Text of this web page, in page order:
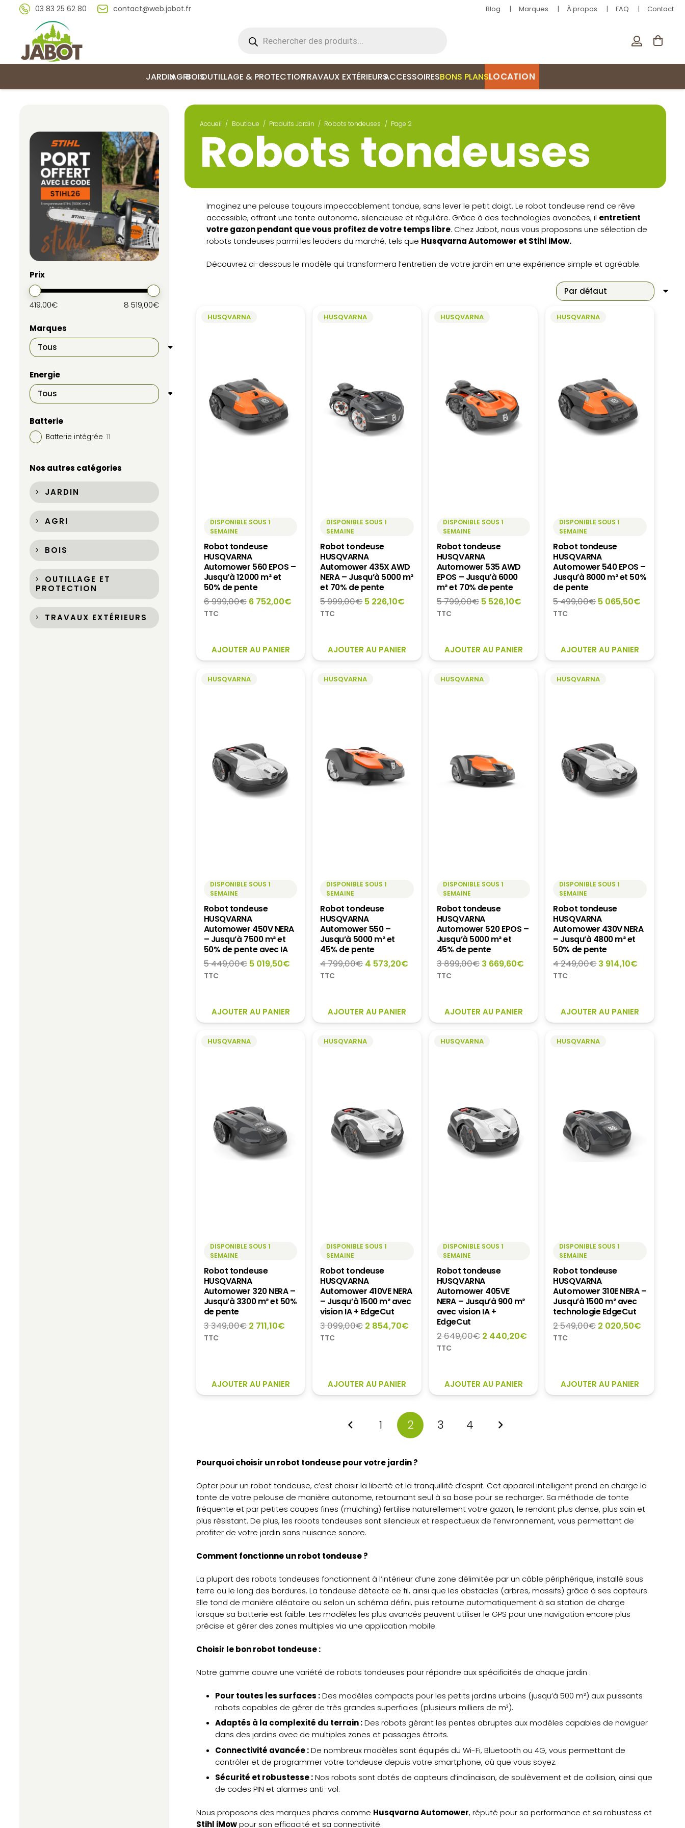
03 83 25 62 80 contact@web.jabot.fr Blog Marques À propos FAQ Contact
produits
JARDINAGRIBOISOUTILLAGE & PROTECTIONTRAVAUX EXTÉRIEURSACCESSOIRESBONS PLANSLOCATION
Prix
419,00€ 8 519,00€
Marques
Energie
Batterie
Batterie intégrée 11
Nos autres catégories
JARDIN
AGRI
BOIS
OUTILLAGE ET
PROTECTION
TRAVAUX EXTÉRIEURS
Accueil / Boutique / Produits Jardin / Robots tondeuses / Page 2
Robots tondeuses
Imaginez une pelouse toujours impeccablement tondue, sans lever le petit doigt. Le robot tondeuse rend ce rêve
accessible, offrant une tonte autonome, silencieuse et régulière. Grâce à des technologies avancées, il entretient
votre gazon pendant que vous profitez de votre temps libre. Chez Jabot, nous vous proposons une sélection de
robots tondeuses parmi les leaders du marché, tels que Husqvarna Automower et Stihl iMow.
Découvrez ci-dessous le modèle qui transformera l’entretien de votre jardin en une expérience simple et agréable.
HUSQVARNA
DISPONIBLE SOUS 1
SEMAINE
Robot tondeuse
HUSQVARNA
Automower 560 EPOS –
Jusqu’à 12000 m² et
50% de pente
6 999,00€ Le
6
999,00€.
6 752,00€Le
752,00€.
TTC
AJOUTER AU PANIER
HUSQVARNA
DISPONIBLE SOUS 1
SEMAINE
Robot tondeuse
HUSQVARNA
Automower 435X AWD
NERA – Jusqu’à 5000 m²
et 70% de pente
5 999,00€ Le
5
999,00€.
5 226,10€
5
226,10€.
TTC
AJOUTER AU PANIER
HUSQVARNA
DISPONIBLE SOUS 1
SEMAINE
Robot tondeuse
HUSQVARNA
Automower 535 AWD
EPOS – Jusqu’à 6000
m² et 70% de pente
5 799,00€ Le
5
799,00€.
5 526,10€Le
5
526,10€.
TTC
AJOUTER AU PANIER
HUSQVARNA
DISPONIBLE SOUS 1
SEMAINE
Robot tondeuse
HUSQVARNA
Automower 540 EPOS –
Jusqu’à 8000 m² et 50%
de pente
5 499,00€Le
5
499,00€.
5 065,50€
065,50€.
TTC
AJOUTER AU PANIER
HUSQVARNA
DISPONIBLE SOUS 1
SEMAINE
Robot tondeuse
HUSQVARNA
Automower 450V NERA
– Jusqu’à 7500 m² et
50% de pente avec IA
5 449,00€ Le
5
449,00€.
5 019,50€Le
5
019,50€.
TTC
AJOUTER AU PANIER
HUSQVARNA
DISPONIBLE SOUS 1
SEMAINE
Robot tondeuse
HUSQVARNA
Automower 550 –
Jusqu’à 5000 m² et
45% de pente
4 799,00€ Le
4
799,00€.
4 573,20€
573,20€.
TTC
AJOUTER AU PANIER
HUSQVARNA
DISPONIBLE SOUS 1
SEMAINE
Robot tondeuse
HUSQVARNA
Automower 520 EPOS –
Jusqu’à 5000 m² et
45% de pente
3 899,00€ Le
3
899,00€.
3 669,60€Le
669,60€.
TTC
AJOUTER AU PANIER
HUSQVARNA
DISPONIBLE SOUS 1
SEMAINE
Robot tondeuse
HUSQVARNA
Automower 430V NERA
– Jusqu’à 4800 m² et
50% de pente
4 249,00€Le
4
249,00€.
3 914,10€
3
914,10€.
TTC
AJOUTER AU PANIER
HUSQVARNA
DISPONIBLE SOUS 1
SEMAINE
Robot tondeuse
HUSQVARNA
Automower 320 NERA –
Jusqu’à 3300 m² et 50%
de pente
3 349,00€ Le
349,00€.
2 711,10€Le
711,10€.
TTC
AJOUTER AU PANIER
HUSQVARNA
DISPONIBLE SOUS 1
SEMAINE
Robot tondeuse
HUSQVARNA
Automower 410VE NERA
– Jusqu’à 1500 m² avec
vision IA + EdgeCut
3 099,00€ Le
099,00€.
2 854,70€
854,70€.
TTC
AJOUTER AU PANIER
HUSQVARNA
DISPONIBLE SOUS 1
SEMAINE
Robot tondeuse
HUSQVARNA
Automower 405VE
NERA – Jusqu’à 900 m²
avec vision IA +
EdgeCut
2 649,00€ Le
2
649,00€.
2 440,20€Le
440,20€.
TTC
AJOUTER AU PANIER
HUSQVARNA
DISPONIBLE SOUS 1
SEMAINE
Robot tondeuse
HUSQVARNA
Automower 310E NERA –
Jusqu’à 1500 m² avec
technologie EdgeCut
2 549,00€Le
549,00€.
2 020,50€
TTC
AJOUTER AU PANIER
1 2 3 4
Pourquoi choisir un robot tondeuse pour votre jardin ?
Opter pour un robot tondeuse, c’est choisir la liberté et la tranquillité d’esprit. Cet appareil intelligent prend en charge la
tonte de votre pelouse de manière autonome, retournant seul à sa base pour se recharger. Sa méthode de tonte
fréquente et par petites coupes fines (mulching) fertilise naturellement votre gazon, le rendant plus dense, plus sain et
plus résistant. De plus, les robots tondeuses sont silencieux et respectueux de l’environnement, vous permettant de
profiter de votre jardin sans nuisance sonore.
Comment fonctionne un robot tondeuse ?
La plupart des robots tondeuses fonctionnent à l’intérieur d’une zone délimitée par un câble périphérique, installé sous
terre ou le long des bordures. La tondeuse détecte ce fil, ainsi que les obstacles (arbres, massifs) grâce à ses capteurs.
Elle tond de manière aléatoire ou selon un schéma défini, puis retourne automatiquement à sa station de charge
lorsque sa batterie est faible. Les modèles les plus avancés peuvent utiliser le GPS pour une navigation encore plus
précise et gérer des zones multiples via une application mobile.
Choisir le bon robot tondeuse :
Notre gamme couvre une variété de robots tondeuses pour répondre aux spécificités de chaque jardin :
Pour toutes les surfaces :Des modèles compacts pour les petits jardins urbains (jusqu’à 500 m²) aux puissants
robots capables de gérer de très grandes superficies (plusieurs milliers de m²).
Adaptés à la complexité du terrain :Des robots gérant les pentes abruptes aux modèles capables de naviguer
dans des jardins avec de multiples zones et passages étroits.
Connectivité avancée :De nombreux modèles sont équipés du Wi-Fi, Bluetooth ou 4G, vous permettant de
contrôler et de programmer votre tondeuse depuis votre smartphone, où que vous soyez.
Sécurité et robustesse :Nos robots sont dotés de capteurs d’inclinaison, de soulèvement et de collision, ainsi que
de codes PIN et alarmes anti-vol.
Nous proposons des marques phares comme Husqvarna Automower, réputé pour sa performance et sa robustess et
Stihl iMowpour son efficacité et sa connectivité.